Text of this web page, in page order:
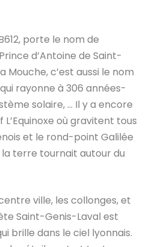
porte le nom de
d’Antoine de Saint-
Mouche, c’est aussi le nom
rayonne à 306 années-
solaire, … Il y a encore
où gravitent tous
et le rond-point Galilée
terre tournait autour du
ville, les collonges, et
Saint-Genis-Laval est
brille dans le ciel lyonnais.